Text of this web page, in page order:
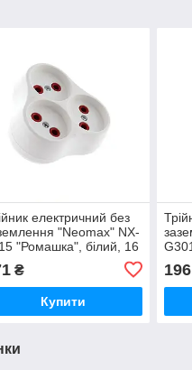
електричний без
"Neomax" NX-
"Ромашка", білий, 16
220 - 250 в. Блістер —
₴
Купити
196